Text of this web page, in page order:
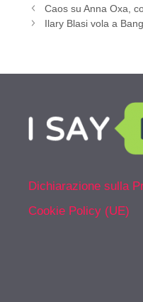
Caos su Anna Oxa,
Ilary Blasi vola a
Dichiarazione sulla
Cookie Policy (UE)